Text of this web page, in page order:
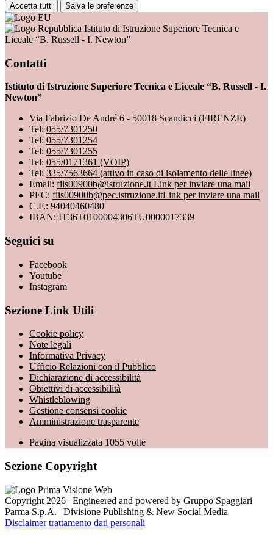
Accetta tutti Salva le preferenze
Istituto di Istruzione Superiore Tecnica e
Liceale “B. Russell - I. Newton”
Contatti
Istituto di Istruzione Superiore Tecnica e Liceale “B. Russell - I.
Newton”
Via Fabrizio De André 6 - 50018 Scandicci (FIRENZE)
Tel: 055/7301250
Tel: 055/7301254
Tel: 055/7301255
Tel: 055/0171361 (VOIP)
Tel: 335/7563664 (attivo in caso di isolamento delle linee)
Email: fiis00900b@istruzione.it Link per inviare una mail
PEC: fiis00900b@pec.istruzione.itLink per inviare una mail
C.F.: 94040460480
IBAN: IT36T0100004306TU0000017339
Seguici su
Facebook
Youtube
Instagram
Sezione Link Utili
Cookie policy
Note legali
Informativa Privacy
Ufficio Relazioni con il Pubblico
Dichiarazione di accessibilità
Obiettivi di accessibilità
Whistleblowing
Gestione consensi cookie
Amministrazione trasparente
Pagina visualizzata 1055 volte
Sezione Copyright
Copyright 2026 | Engineered and powered by Gruppo Spaggiari
Parma S.p.A. | Divisione Publishing & New Social Media
Disclaimer trattamento dati personali